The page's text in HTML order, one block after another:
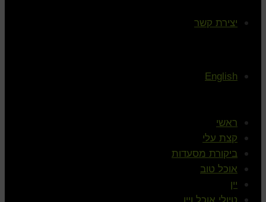
יצירת קשר
English
ראשי
קצת עלי
ביקורת מסעדות
אוכל טוב
יין